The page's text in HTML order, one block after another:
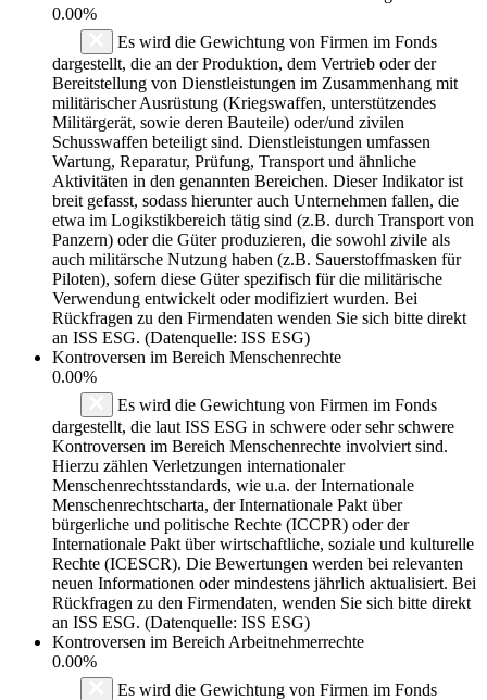
0.00%
Es wird die Gewichtung von Firmen im Fonds
dargestellt, die an der Produktion, dem Vertrieb oder der
Bereitstellung von Dienstleistungen im Zusammenhang mit
militärischer Ausrüstung (Kriegswaffen, unterstützendes
Militärgerät, sowie deren Bauteile) oder/und zivilen
Schusswaffen beteiligt sind. Dienstleistungen umfassen
Wartung, Reparatur, Prüfung, Transport und ähnliche
Aktivitäten in den genannten Bereichen. Dieser Indikator ist
breit gefasst, sodass hierunter auch Unternehmen fallen, die
etwa im Logikstikbereich tätig sind (z.B. durch Transport von
Panzern) oder die Güter produzieren, die sowohl zivile als
auch militärsche Nutzung haben (z.B. Sauerstoffmasken für
Piloten), sofern diese Güter spezifisch für die militärische
Verwendung entwickelt oder modifiziert wurden. Bei
Rückfragen zu den Firmendaten wenden Sie sich bitte direkt
an ISS ESG. (Datenquelle: ISS ESG)
Kontroversen im Bereich Menschenrechte
0.00%
Es wird die Gewichtung von Firmen im Fonds
dargestellt, die laut ISS ESG in schwere oder sehr schwere
Kontroversen im Bereich Menschenrechte involviert sind.
Hierzu zählen Verletzungen internationaler
Menschenrechtsstandards, wie u.a. der Internationale
Menschenrechtscharta, der Internationale Pakt über
bürgerliche und politische Rechte (ICCPR) oder der
Internationale Pakt über wirtschaftliche, soziale und kulturelle
Rechte (ICESCR). Die Bewertungen werden bei relevanten
neuen Informationen oder mindestens jährlich aktualisiert. Bei
Rückfragen zu den Firmendaten, wenden Sie sich bitte direkt
an ISS ESG. (Datenquelle: ISS ESG)
Kontroversen im Bereich Arbeitnehmerrechte
0.00%
Es wird die Gewichtung von Firmen im Fonds